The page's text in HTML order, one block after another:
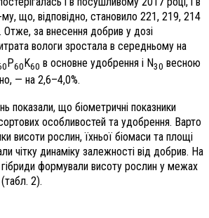
що, відповідно, становило 221, 219, 214
за внесення добрив у дозі
вологи зростала в середньому на
P60 K60 в основне удобрення і N30 весною
— на 2,6–4,0%.
показали, що біометричні показники
особливостей та удобрення. Варто
висоти рослин, їхньої біомаси та площі
чітку динаміку залежності від добрив. На
гібриди формували висоту рослин у межах
2).